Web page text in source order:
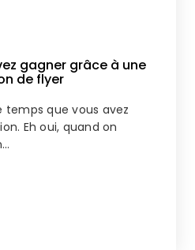
gagner grâce à une
de flyer
temps que vous avez
Eh oui, quand on